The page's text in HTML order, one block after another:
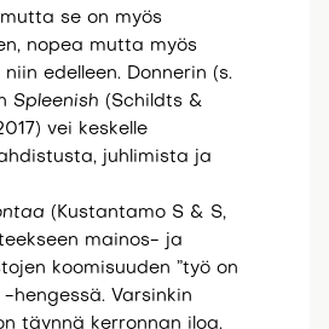
se on myös
nopea mutta myös
edelleen. Donnerin (s.
Spleenish (Schildts &
vei keskelle
juhlimista ja
(Kustantamo S & S,
mainos- ja
koomisuuden ”työ on
hengessä. Varsinkin
täynnä kerronnan iloa.